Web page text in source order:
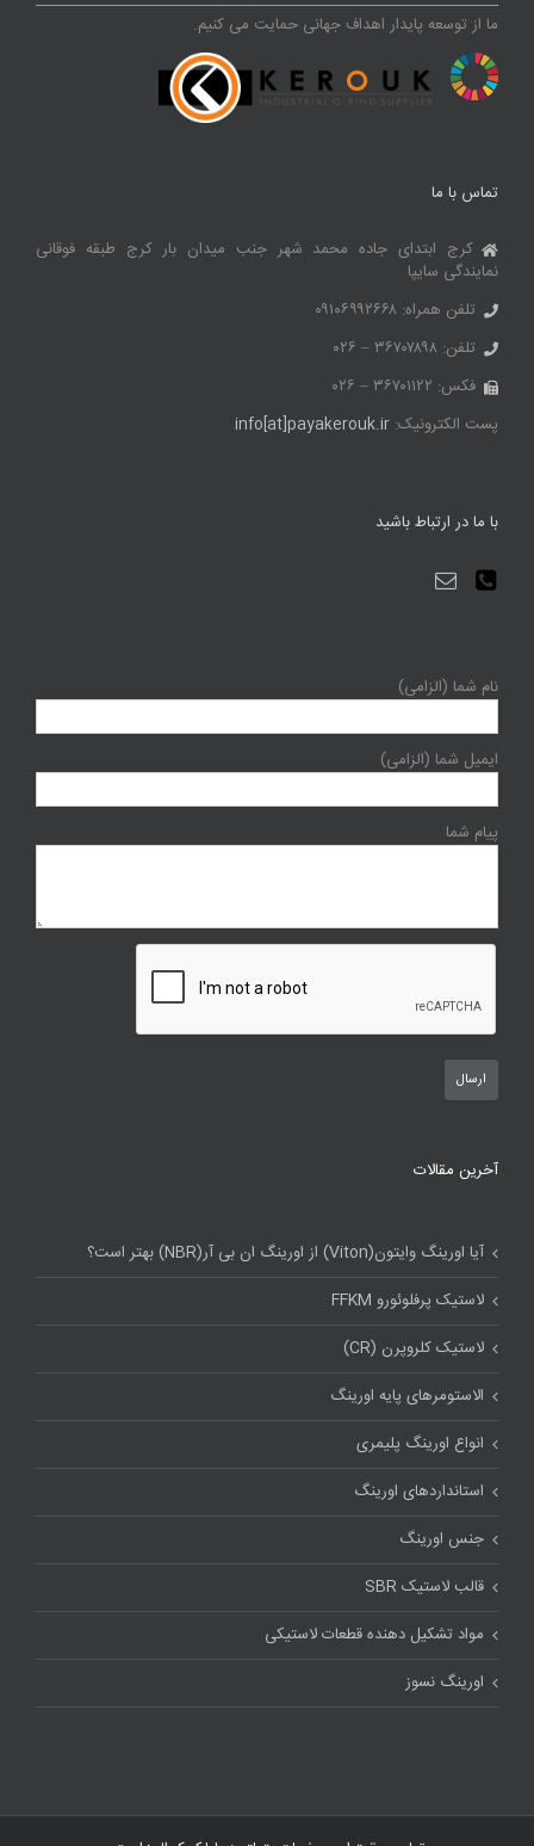
ما از توسعه پایدار اهداف جهانی حمایت می کنیم.
تماس با ما
کرج ابتدای جاده محمد شهر جنب میدان بار کرج طبقه فوقانی
نمایندگی سایپا
تلفن همراه: ۰۹۱۰۶۹۹۲۶۶۸
تلفن: ۳۶۷۰۷۸۹۸ – ۰۲۶
فکس: ۳۶۷۰۱۱۲۲ – ۰۲۶
پست الکترونیک: info[at]payakerouk.ir
با ما در ارتباط باشید
نام شما (الزامی)
ایمیل شما (الزامی)
پیام شما
آخرین مقالات
آیا اورینگ وایتون(Viton) از اورینگ ان بی آر(NBR) بهتر است؟
لاستیک پرفلوئورو FFKM
لاستیک کلروپرن (CR)
الاستومرهای پایه اورینگ
انواع اورینگ پلیمری
استاندارد‌های اورینگ
جنس اورینگ
قالب لاستیک SBR
مواد تشکیل دهنده قطعات لاستیکی
اورینگ نسوز